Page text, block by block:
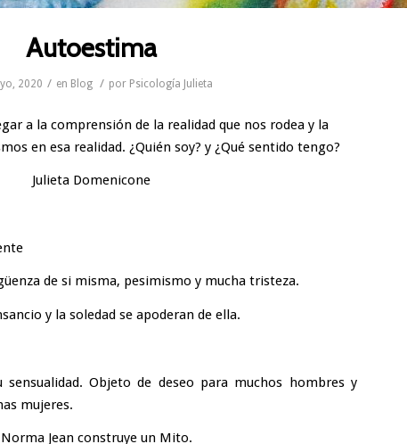
Autoestima
2020 / en Blog / por Psicología Julieta
a la comprensión de la realidad que nos rodea y la
en esa realidad. ¿Quién soy? y ¿Qué sentido tengo?
Julieta Domenicone
de si misma, pesimismo y mucha tristeza.
y la soledad se apoderan de ella.
Objeto de deseo para muchos hombres y
mujeres.
Jean construye un Mito.